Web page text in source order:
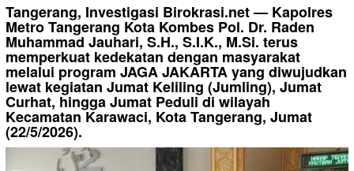
Tangerang, Investigasi Birokrasi.net — Kapolres
Metro Tangerang Kota Kombes Pol. Dr. Raden
Muhammad Jauhari, S.H., S.I.K., M.Si. terus
memperkuat kedekatan dengan masyarakat
melalui program JAGA JAKARTA yang diwujudkan
lewat kegiatan Jumat Keliling (Jumling), Jumat
Curhat, hingga Jumat Peduli di wilayah
Kecamatan Karawaci, Kota Tangerang, Jumat
(22/5/2026).